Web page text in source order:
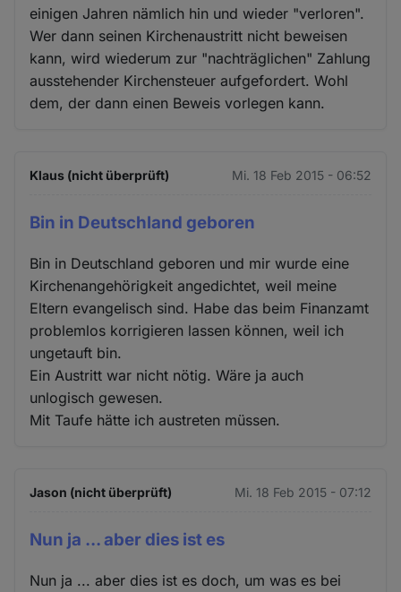
einigen Jahren nämlich hin und wieder "verloren".
Wer dann seinen Kirchenaustritt nicht beweisen
kann, wird wiederum zur "nachträglichen" Zahlung
ausstehender Kirchensteuer aufgefordert. Wohl
dem, der dann einen Beweis vorlegen kann.
Klaus (nicht überprüft) Mi. 18 Feb 2015 - 06:52
Bin in Deutschland geboren
Bin in Deutschland geboren und mir wurde eine
Kirchenangehörigkeit angedichtet, weil meine
Eltern evangelisch sind. Habe das beim Finanzamt
problemlos korrigieren lassen können, weil ich
ungetauft bin.
Ein Austritt war nicht nötig. Wäre ja auch
unlogisch gewesen.
Mit Taufe hätte ich austreten müssen.
Jason (nicht überprüft) Mi. 18 Feb 2015 - 07:12
Nun ja ... aber dies ist es
Nun ja ... aber dies ist es doch, um was es bei